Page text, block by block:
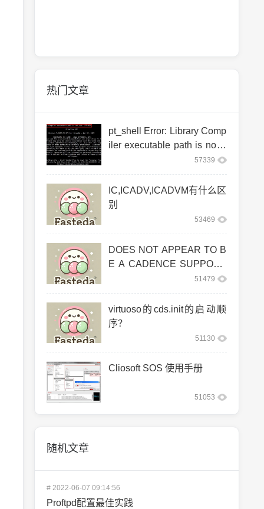
热门文章
pt_shell Error: Library Comp
iler executable path is not s
57339
IC,ICADV,ICADVM有什么区
别
53469
DOES NOT APPEAR TO B
E A CADENCE SUPPORT
51479
virtuoso的cds.init的启动顺
序？
51130
Cliosoft SOS 使用手册
51053
随机文章
# 2022-06-07 09:14:56
Proftpd配置最佳实践